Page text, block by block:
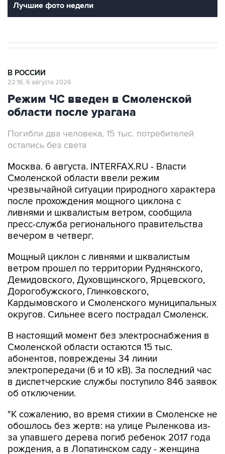
Лучшие фото недели
В РОССИИ
22:16, 6 августа 2026
Режим ЧС введен в Смоленской
области после урагана
Погибли два человека, 15 тыс. потребителей
остались без света
Москва. 6 августа. INTERFAX.RU - Власти
Смоленской области ввели режим
чрезвычайной ситуации природного характера
после прохождения мощного циклона с
ливнями и шквалистым ветром, сообщила
пресс-служба регионального правительства
вечером в четверг.
Мощный циклон с ливнями и шквалистым
ветром прошел по территории Руднянского,
Демидовского, Духовщинского, Ярцевского,
Дорогобужского, Глинковского,
Кардымовского и Смоленского муниципальных
округов. Сильнее всего пострадал Смоленск.
В настоящий момент без электроснабжения в
Смоленской области остаются 15 тыс.
абонентов, повреждены 34 линии
электропередачи (6 и 10 кВ). За последний час
в диспетчерские службы поступило 846 заявок
об отключении.
"К сожалению, во время стихии в Смоленске не
обошлось без жертв: на улице Рыленкова из-
за упавшего дерева погиб ребенок 2017 года
рождения, а в Лопатинском саду - женщина